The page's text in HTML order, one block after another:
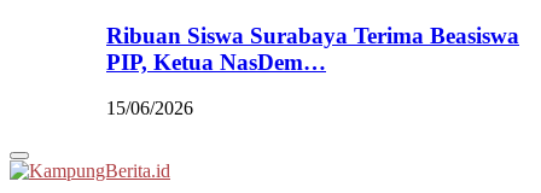
Ribuan Siswa Surabaya Terima Beasiswa
PIP, Ketua NasDem…
15/06/2026
Primary
Menu